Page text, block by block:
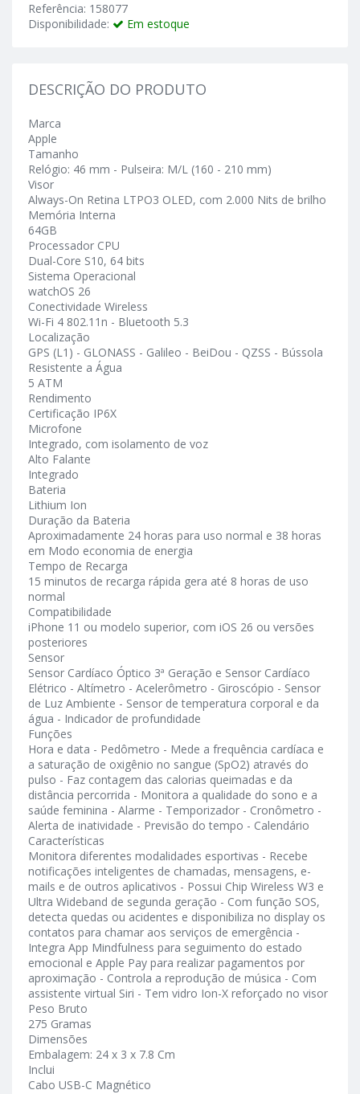
Referência: 158077
Disponibilidade:
Em estoque
DESCRIÇÃO DO PRODUTO
Marca
Apple
Tamanho
Relógio: 46 mm - Pulseira: M/L (160 - 210 mm)
Visor
Always-On Retina LTPO3 OLED, com 2.000 Nits de brilho
Memória Interna
64GB
Processador CPU
Dual-Core S10, 64 bits
Sistema Operacional
watchOS 26
Conectividade Wireless
Wi-Fi 4 802.11n - Bluetooth 5.3
Localização
GPS (L1) - GLONASS - Galileo - BeiDou - QZSS - Bússola
Resistente a Água
5 ATM
Rendimento
Certificação IP6X
Microfone
Integrado, com isolamento de voz
Alto Falante
Integrado
Bateria
Lithium Ion
Duração da Bateria
Aproximadamente 24 horas para uso normal e 38 horas
em Modo economia de energia
Tempo de Recarga
15 minutos de recarga rápida gera até 8 horas de uso
normal
Compatibilidade
iPhone 11 ou modelo superior, com iOS 26 ou versões
posteriores
Sensor
Sensor Cardíaco Óptico 3ª Geração e Sensor Cardíaco
Elétrico - Altímetro - Acelerômetro - Giroscópio - Sensor
de Luz Ambiente - Sensor de temperatura corporal e da
água - Indicador de profundidade
Funções
Hora e data - Pedômetro - Mede a frequência cardíaca e
a saturação de oxigênio no sangue (SpO2) através do
pulso - Faz contagem das calorias queimadas e da
distância percorrida - Monitora a qualidade do sono e a
saúde feminina - Alarme - Temporizador - Cronômetro -
Alerta de inatividade - Previsão do tempo - Calendário
Características
Monitora diferentes modalidades esportivas - Recebe
notificações inteligentes de chamadas, mensagens, e-
mails e de outros aplicativos - Possui Chip Wireless W3 e
Ultra Wideband de segunda geração - Com função SOS,
detecta quedas ou acidentes e disponibiliza no display os
contatos para chamar aos serviços de emergência -
Integra App Mindfulness para seguimento do estado
emocional e Apple Pay para realizar pagamentos por
aproximação - Controla a reprodução de música - Com
assistente virtual Siri - Tem vidro Ion-X reforçado no visor
Peso Bruto
275 Gramas
Dimensões
Embalagem: 24 x 3 x 7.8 Cm
Inclui
Cabo USB-C Magnético